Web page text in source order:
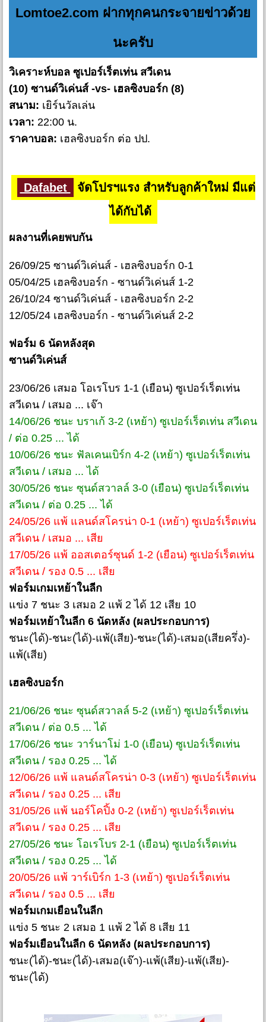
Lomtoe2.com ฝากทุกคนกระจายข่าวด้วย
นะครับ
วิเคราะห์บอล ซูเปอร์เร็ตเท่น สวีเดน
(10) ซานด์วิเค่นส์ -vs- เฮลซิงบอร์ก (8)
สนาม: เยิร์นวัลเล่น
เวลา: 22:00 น.
ราคาบอล: เฮลซิงบอร์ก ต่อ ปป.
Dafabet
จัดโปรฯแรง สำหรับลูกค้าใหม่ มีแต่
ได้กับได้
ผลงานที่เคยพบกัน
26/09/25 ซานด์วิเค่นส์ - เฮลซิงบอร์ก 0-1
05/04/25 เฮลซิงบอร์ก - ซานด์วิเค่นส์ 1-2
26/10/24 ซานด์วิเค่นส์ - เฮลซิงบอร์ก 2-2
12/05/24 เฮลซิงบอร์ก - ซานด์วิเค่นส์ 2-2
ฟอร์ม 6 นัดหลังสุด
ซานด์วิเค่นส์
23/06/26 เสมอ โอเรโบร 1-1 (เยือน) ซูเปอร์เร็ตเท่น
สวีเดน / เสมอ ... เจ๊า
14/06/26 ชนะ บราเก้ 3-2 (เหย้า) ซูเปอร์เร็ตเท่น สวีเดน
/ ต่อ 0.25 ... ได้
10/06/26 ชนะ ฟัลเคนเบิร์ก 4-2 (เหย้า) ซูเปอร์เร็ตเท่น
สวีเดน / เสมอ ... ได้
30/05/26 ชนะ ซุนด์สวาลล์ 3-0 (เยือน) ซูเปอร์เร็ตเท่น
สวีเดน / ต่อ 0.25 ... ได้
24/05/26 แพ้ แลนด์สโครน่า 0-1 (เหย้า) ซูเปอร์เร็ตเท่น
สวีเดน / เสมอ ... เสีย
17/05/26 แพ้ ออสเตอร์ซุนด์ 1-2 (เยือน) ซูเปอร์เร็ตเท่น
สวีเดน / รอง 0.5 ... เสีย
ฟอร์มเกมเหย้าในลีก
แข่ง 7 ชนะ 3 เสมอ 2 แพ้ 2 ได้ 12 เสีย 10
ฟอร์มเหย้าในลีก 6 นัดหลัง (ผลประกอบการ)
ชนะ(ได้)-ชนะ(ได้)-แพ้(เสีย)-ชนะ(ได้)-เสมอ(เสียครึ่ง)-
แพ้(เสีย)
เฮลซิงบอร์ก
21/06/26 ชนะ ซุนด์สวาลล์ 5-2 (เหย้า) ซูเปอร์เร็ตเท่น
สวีเดน / ต่อ 0.5 ... ได้
17/06/26 ชนะ วาร์นาโม่ 1-0 (เยือน) ซูเปอร์เร็ตเท่น
สวีเดน / รอง 0.25 ... ได้
12/06/26 แพ้ แลนด์สโครน่า 0-3 (เหย้า) ซูเปอร์เร็ตเท่น
สวีเดน / รอง 0.25 ... เสีย
31/05/26 แพ้ นอร์โคปิ้ง 0-2 (เหย้า) ซูเปอร์เร็ตเท่น
สวีเดน / รอง 0.25 ... เสีย
27/05/26 ชนะ โอเรโบร 2-1 (เยือน) ซูเปอร์เร็ตเท่น
สวีเดน / รอง 0.25 ... ได้
20/05/26 แพ้ วาร์เบิร์ก 1-3 (เหย้า) ซูเปอร์เร็ตเท่น
สวีเดน / รอง 0.5 ... เสีย
ฟอร์มเกมเยือนในลีก
แข่ง 5 ชนะ 2 เสมอ 1 แพ้ 2 ได้ 8 เสีย 11
ฟอร์มเยือนในลีก 6 นัดหลัง (ผลประกอบการ)
ชนะ(ได้)-ชนะ(ได้)-เสมอ(เจ๊า)-แพ้(เสีย)-แพ้(เสีย)-
ชนะ(ได้)